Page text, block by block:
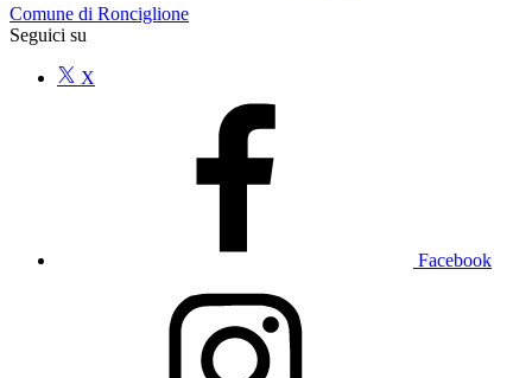
Comune di Ronciglione
Seguici su
X
Facebook